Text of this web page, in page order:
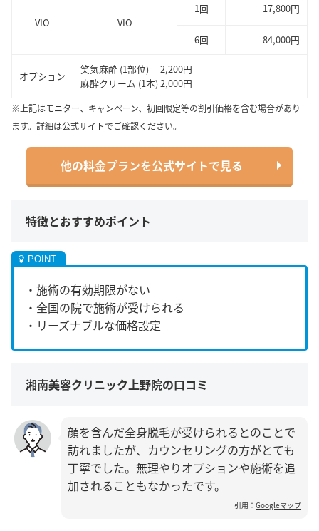
VIO VIO
1回 17,800円
6回 84,000円
オプション
笑気麻酔 (1部位) 2,200円
麻酔クリーム (1本) 2,000円
※上記はモニター、キャンペーン、初回限定等の割引価格を含む場合があり
ます。詳細は公式サイトでご確認ください。
他の料金プランを公式サイトで見る
特徴とおすすめポイント
・施術の有効期限がない
・全国の院で施術が受けられる
・リーズナブルな価格設定
湘南美容クリニック上野院の口コミ
顔を含んだ全身脱毛が受けられるとのことで
訪れましたが、カウンセリングの方がとても
丁寧でした。無理やりオプションや施術を追
加されることもなかったです。
引用： Googleマップ